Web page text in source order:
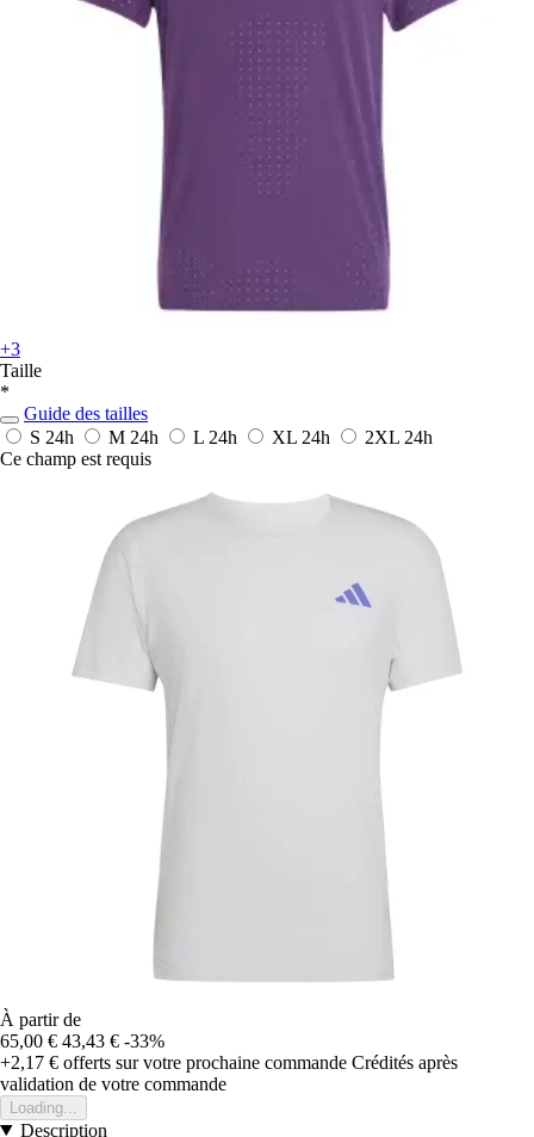
+3
Taille
*
Guide des tailles
S 24h M 24h L 24h XL 24h 2XL 24h
Ce champ est requis
À partir de
65,00 € 43,43 € -33%
+2,17 € offerts sur votre prochaine commande Crédités après
validation de votre commande
Loading...
Description